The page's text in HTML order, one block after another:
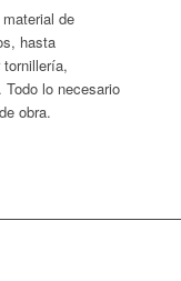
de
hasta
tornillería,
lo necesario
obra.